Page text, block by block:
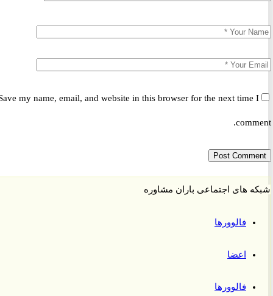
Save my name, email, and website in this browser for the next time
های اجتماعی باران مشاوره
فالوورها
اعضا
فالوورها